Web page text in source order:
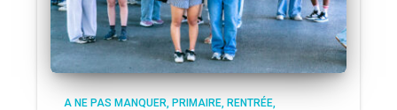
A NE PAS MANQUER PRIMAIRE RENTRÉE